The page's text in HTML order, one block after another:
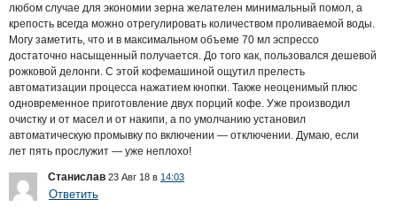
любом случае для экономии зерна желателен минимальный помол, а
крепость всегда можно отрегулировать количеством проливаемой воды.
Могу заметить, что и в максимальном объеме 70 мл эспрессо
достаточно насыщенный получается. До того как, пользовался дешевой
рожковой делонги. С этой кофемашиной ощутил прелесть
автоматизации процесса нажатием кнопки. Также неоценимый плюс
одновременное приготовление двух порций кофе. Уже производил
очистку и от масел и от накипи, а по умолчанию установил
автоматическую промывку по включении — отключении. Думаю, если
лет пять прослужит — уже неплохо!
Станислав 23 Авг 18 в 14:03
Ответить